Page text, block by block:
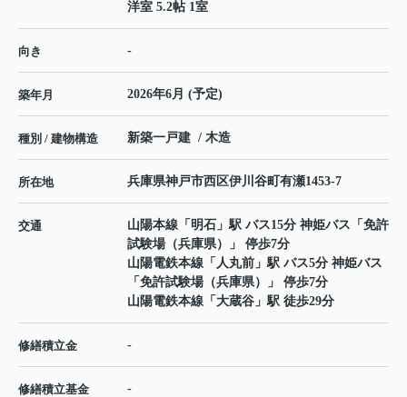
洋室 5.2帖 1室
向き -
築年月 2026年6月 (予定)
種別 / 建物構造 新築一戸建 / 木造
所在地 兵庫県神戸市西区伊川谷町有瀬1453-7
交通 山陽本線 「 明石 」駅 バス15分 神姫バス「免許
試験場（兵庫県）」 停歩7分
山陽電鉄本線 「 人丸前 」駅 バス5分 神姫バス
「免許試験場（兵庫県）」 停歩7分
山陽電鉄本線 「 大蔵谷 」駅 徒歩29分
修繕積立金 -
修繕積立基金 -